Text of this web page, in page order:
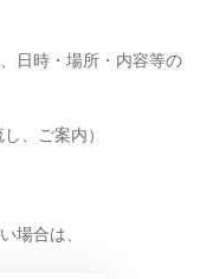
日時・場所・内容等の
、ご案内）
場合は、